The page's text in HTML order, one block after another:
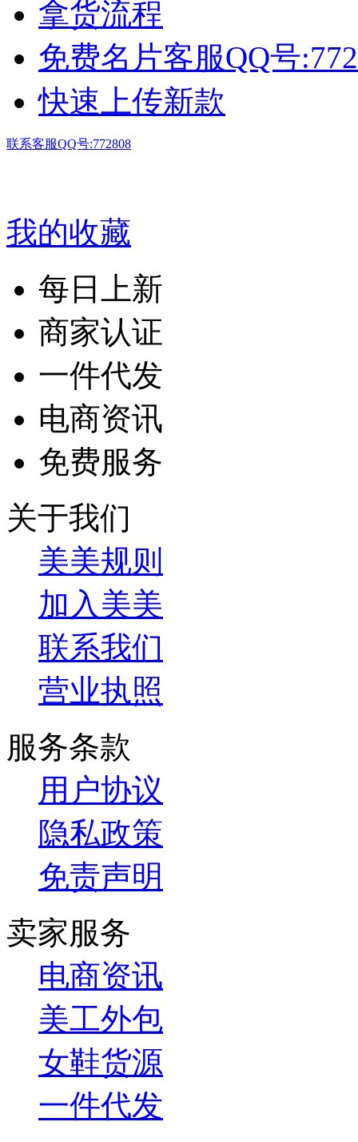
拿货流程
免费名片客服QQ号
快速上传新款
联系客服QQ号:772808
我的收藏
每日上新
商家认证
一件代发
电商资讯
免费服务
关于我们
美美规则
加入美美
联系我们
营业执照
服务条款
用户协议
隐私政策
免责声明
卖家服务
电商资讯
美工外包
女鞋货源
一件代发